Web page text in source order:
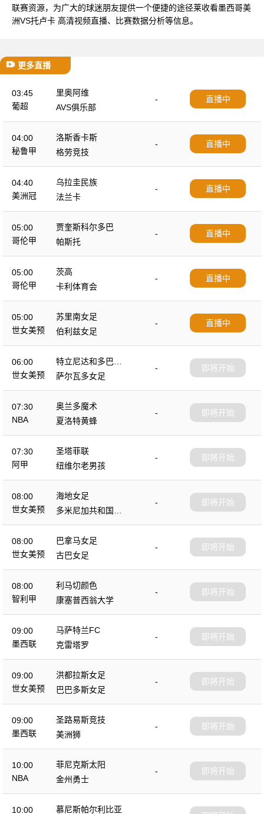
联赛资源，为广大的球迷朋友提供一个便捷的途径莱收看墨西哥美
洲VS托卢卡 高清视频直播、比赛数据分析等信息。
更多直播
03:45
葡超
里奥阿维
-
AVS俱乐部
直播中
04:00
秘鲁甲
洛斯香卡斯
-
格劳竞技
直播中
04:40
美洲冠
乌拉圭民族
-
法兰卡
直播中
05:00
哥伦甲
贾奎斯科尔多巴
-
帕斯托
直播中
05:00
哥伦甲
茨高
-
卡利体育会
直播中
05:00
世女美预
苏里南女足
-
伯利兹女足
直播中
06:00
世女美预
特立尼达和多巴哥
女足
-
萨尔瓦多女足
即将开始
07:30
NBA
奥兰多魔术
-
夏洛特黄蜂
即将开始
07:30
阿甲
圣塔菲联
-
纽维尔老男孩
即将开始
08:00
世女美预
海地女足
-
多米尼加共和国女
足
即将开始
08:00
世女美预
巴拿马女足
-
古巴女足
即将开始
08:00
智利甲
利马切颜色
-
康塞普西翁大学
即将开始
09:00
墨西联
马萨特兰FC
-
克雷塔罗
即将开始
09:00
世女美预
洪都拉斯女足
-
巴巴多斯女足
即将开始
09:00
墨西联
圣路易斯竞技
-
美洲狮
即将开始
10:00
NBA
菲尼克斯太阳
-
金州勇士
即将开始
10:00 慕尼斯帕尔利比亚